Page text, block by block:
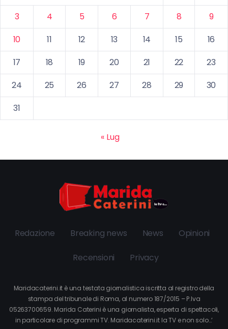
3
4 5 6 7 8
9
10
11 12 13 14 15
16
17
18 19 20 21 22
23
24
25 26 27 28 29
30
31
« Lug
Redazione Breaking news News Opinioni
Recensioni Privacy
Maridacaterini.it è una testata giornalistica iscritta al registro della
stampa del tribunale di Roma, al numero 187/2015 – P.Iva
05263700659. Marida Caterini è una giornalista, esperta di spettacoli,
in particolare di programmi TV. Maridacaterini.it la TV e non solo…’